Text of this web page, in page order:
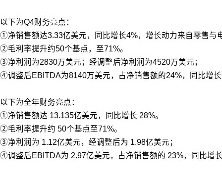
以下为Q4财务亮点：
①净销售额达3.33亿美元，同比增长4%，增长动力来自零售与
②毛利率提升约50个基点，至71%。
③净利润为2830万美元；经调整后净利润为4520万美元；
④调整后EBITDA为8140万美元，占净销售额的24%，同比增
以下为全年财务亮点：
①净销售额达 13.135亿美元，同比增长 28%。
②毛利率提升约 50个基点至71%。
③净利润为 1.12亿美元，经调整后为 1.98亿美元；
④调整后EBITDA为 2.97亿美元，占净销售额的 23%，同比增